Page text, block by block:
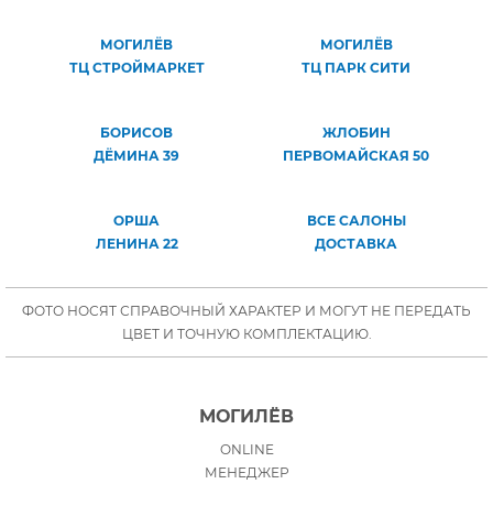
МОГИЛЁВ
ТЦ СТРОЙМАРКЕТ
МОГИЛЁВ
ТЦ ПАРК СИТИ
БОРИСОВ
ДЁМИНА 39
ЖЛОБИН
ПЕРВОМАЙСКАЯ 50
ОРША
ЛЕНИНА 22
ВСЕ САЛОНЫ
ДОСТАВКА
ФОТО НОСЯТ СПРАВОЧНЫЙ ХАРАКТЕР И МОГУТ НЕ ПЕРЕДАТЬ
ЦВЕТ И ТОЧНУЮ КОМПЛЕКТАЦИЮ.
МОГИЛЁВ
ONLINE
МЕНЕДЖЕР